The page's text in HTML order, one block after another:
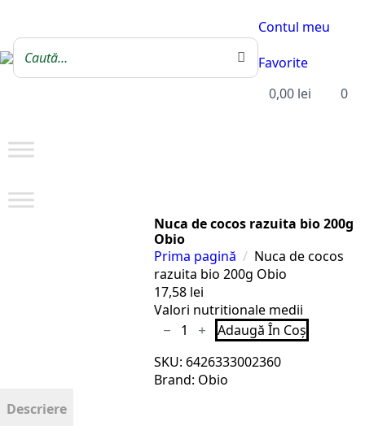
Contul meu
Favorite
0,00 lei 0
Nuca de cocos razuita bio 200g
Obio
Prima pagină
Nuca de cocos
razuita bio 200g Obio
17,58 lei
Valori nutritionale medii
Cantitate
Nuca
cocos
razuita
bio
Adaugă În Coș
SKU: 6426333002360
Brand: Obio
Descriere